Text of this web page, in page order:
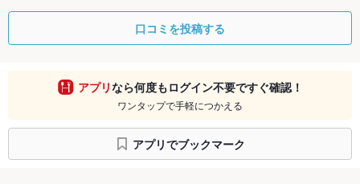
口コミを投稿する
アプリなら何度もログイン不要ですぐ確認！
ワンタップで手軽につかえる
アプリでブックマーク